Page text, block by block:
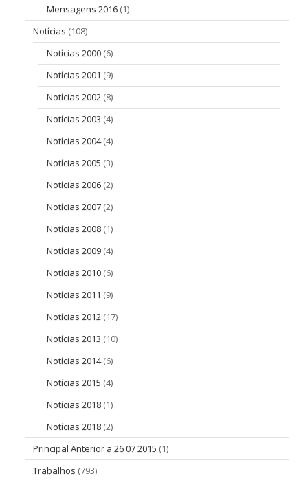
Mensagens 2016 (1)
Notícias (108)
Notícias 2000 (6)
Notícias 2001 (9)
Notícias 2002 (8)
Notícias 2003 (4)
Notícias 2004(4)
Notícias 2005 (3)
Notícias 2006 (2)
Notícias 2007 (2)
Notícias 2008 (1)
Notícias 2009 (4)
Notícias 2010 (6)
Notícias 2011 (9)
Notícias 2012 (17)
Notícias 2013 (10)
Notícias 2014(6)
Notícias 2015 (4)
Notícias 2018 (1)
Notícias 2018 (2)
Principal Anterior a 26 07 2015 (1)
Trabalhos (793)